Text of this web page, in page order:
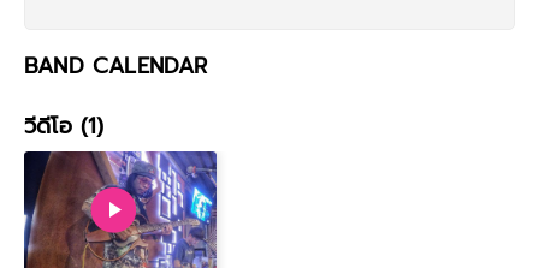
BAND CALENDAR
วีดีโอ (1)